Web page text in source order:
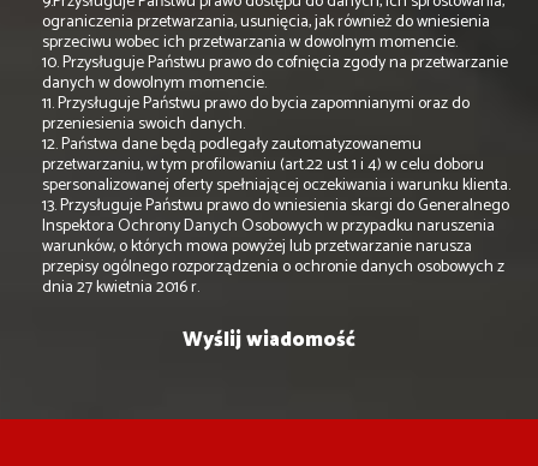
ograniczenia przetwarzania, usunięcia, jak również do wniesienia
sprzeciwu wobec ich przetwarzania w dowolnym momencie.
10. Przysługuje Państwu prawo do cofnięcia zgody na przetwarzanie
danych w dowolnym momencie.
11. Przysługuje Państwu prawo do bycia zapomnianymi oraz do
przeniesienia swoich danych.
12. Państwa dane będą podlegały zautomatyzowanemu
przetwarzaniu, w tym profilowaniu (art.22 ust 1 i 4) w celu doboru
spersonalizowanej oferty spełniającej oczekiwania i warunku klienta.
13. Przysługuje Państwu prawo do wniesienia skargi do Generalnego
Inspektora Ochrony Danych Osobowych w przypadku naruszenia
warunków, o których mowa powyżej lub przetwarzanie narusza
przepisy ogólnego rozporządzenia o ochronie danych osobowych z
dnia 27 kwietnia 2016 r.